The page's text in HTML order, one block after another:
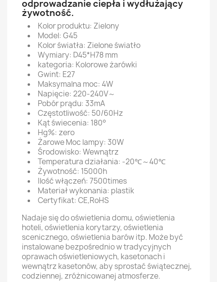
odprowadzanie ciepła i wydłużający
żywotność.
Kolor produktu: Zielony
Model: G45
Kolor światła: Zielone światło
Wymiary: D45*H78 mm
kategoria: Kolorowe żarówki
Gwint: E27
Maksymalna moc: 4W
Napięcie: 220-240V～
Pobór prądu: 33mA
Częstotliwość: 50/60Hz
Kąt świecenia: 180°
Hg%: zero
Żarowe Moc lampy: 30W
Środowisko: Wewnątrz
Temperatura działania: -20℃～40℃
Żywotność: 15000h
Ilość włączeń: 7500times
Materiał wykonania: plastik
Certyfikat: CE,RoHS
Nadaje się do oświetlenia domu, oświetlenia
hoteli, oświetlenia korytarzy, oświetlenia
scenicznego, oświetlenia barów itp. Może być
instalowane bezpośrednio w tradycyjnych
oprawach oświetleniowych, kasetonach i
wewnątrz kasetonów, aby sprostać świątecznej,
codziennej, zróżnicowanej atmosferze.